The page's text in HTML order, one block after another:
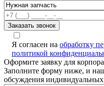
Я согласен на обработку
политикой
Оформите заявку для
Заполните форму ниже, и
обсуждения